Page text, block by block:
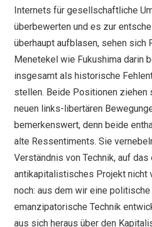
Internets für gesellschaftliche
überbewerten und es zur
überhaupt aufblasen, sehen
Menetekel wie Fukushima darin
insgesamt als historische
stellen. Beide Positionen ziehen
neuen links-libertären
bemerkenswert, denn beide
alte Ressentiments. Sie
Verständnis von Technik, auf das
antikapitalistisches Projekt nicht
noch: aus dem wir eine
emanzipatorische Technik
aus sich heraus über den